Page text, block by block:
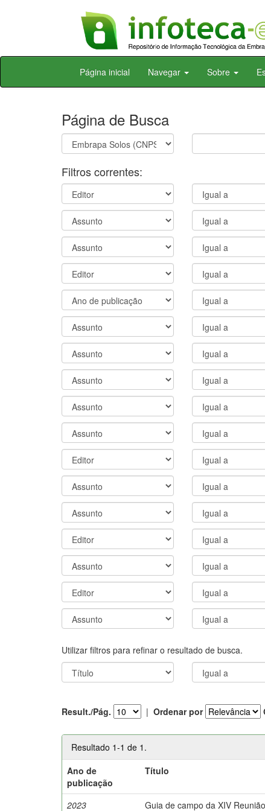
Skip
Página inicial Navegar Sobre
Página de Busca
Filtros correntes:
Utilizar filtros para refinar o resultado de busca.
Result./Pág. | Ordenar por
Resultado 1-1 de 1.
Ano de
publicação
Título
2023
Guia de campo da XIV